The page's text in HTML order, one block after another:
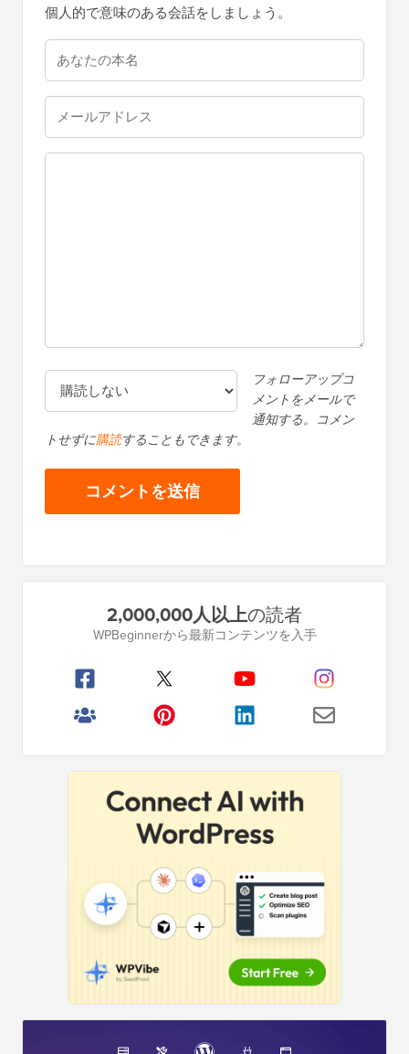
個人的で意味のある会話をしましょう。
フォローアップコ
メントをメールで
通知する。コメン
トせずに購読することもできます。
イ
2,000,000人以上の読者
WPBeginnerから最新コンテンツを入手